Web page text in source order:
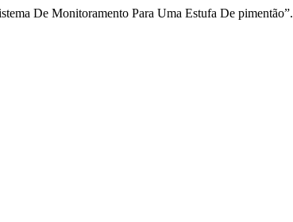
De Monitoramento Para Uma Estufa De pimentão”.